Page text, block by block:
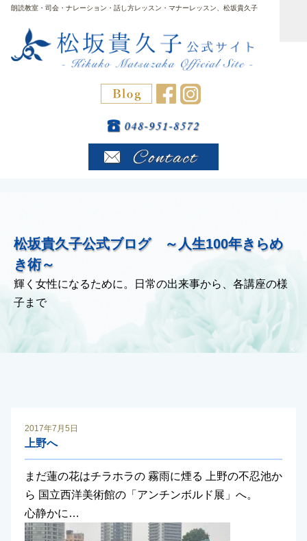
朗読教室・司会・ナレーション・話し方レッスン・マナーレッスン、松坂貴久子
松坂貴久子公式ブログ ～人生100年きらめ
き術～
輝く女性になるために。日常の出来事から、各講座の様
子まで
2017年7月5日
上野へ
まだ蓮の花はチラホラの 霧雨に煙る 上野の不忍池か
ら 国立西洋美術館の「アンチンボルド展」へ。
心静かに…